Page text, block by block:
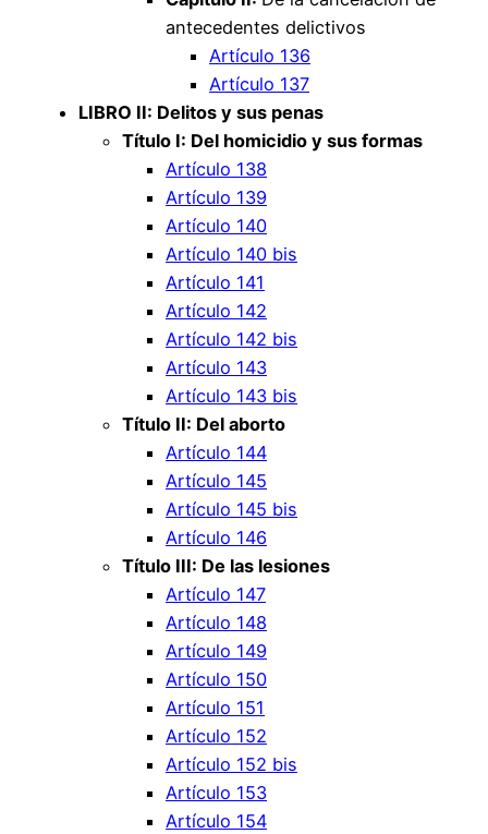
antecedentes delictivos
Artículo 136
Artículo 137
LIBRO II: Delitos y sus penas
Título I: Del homicidio y sus formas
Artículo 138
Artículo 139
Artículo 140
Artículo 140 bis
Artículo 141
Artículo 142
Artículo 142 bis
Artículo 143
Artículo 143 bis
Título II: Del aborto
Artículo 144
Artículo 145
Artículo 145 bis
Artículo 146
Título III: De las lesiones
Artículo 147
Artículo 148
Artículo 149
Artículo 150
Artículo 151
Artículo 152
Artículo 152 bis
Artículo 153
Artículo 154